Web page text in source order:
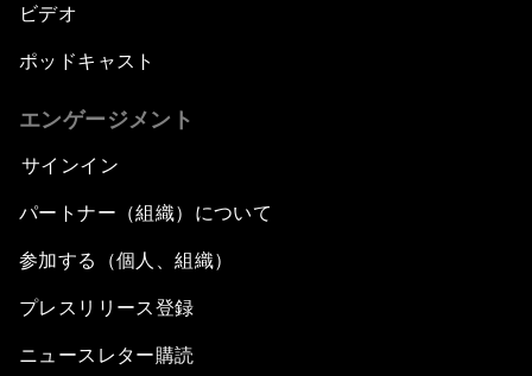
ビデオ
ポッドキャスト
エンゲージメント
サインイン
パートナー（組織）について
参加する（個人、組織）
プレスリリース登録
ニュースレター購読